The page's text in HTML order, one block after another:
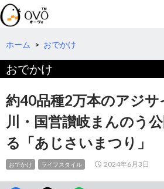
検
索
コ
テ
ツ
へ
動
ホーム > おでかけ
おでかけ
約40品種2万本のアジ
川・国営讃岐まんのう
る「あじさいまつり」
おでかけ ライフスタイル 2024年6月3日